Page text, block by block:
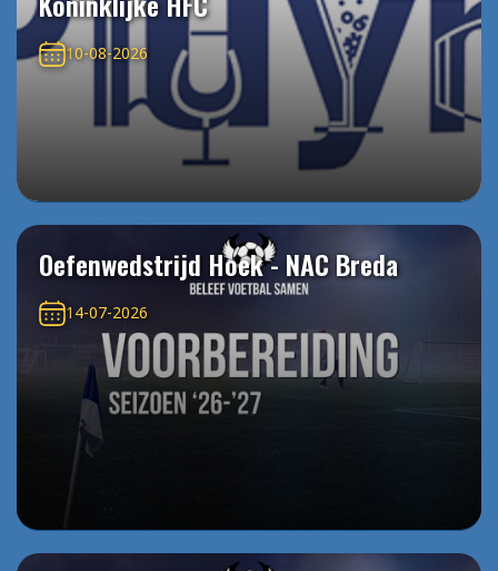
10-08-2026
Oefenwedstrijd Hoek - NAC Breda
14-07-2026